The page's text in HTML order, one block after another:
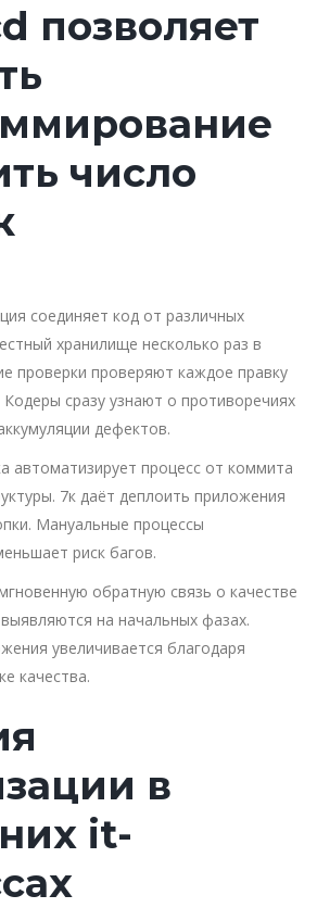
позволяет
число
соединяет код от различных
хранилище несколько раз в
проверки проверяют каждое правку
Кодеры сразу узнают о противоречиях
дефектов.
автоматизирует процесс от коммита
7к даёт деплоить приложения
Мануальные процессы
риск багов.
обратную связь о качестве
на начальных фазах.
увеличивается благодаря
качества.
в
it-